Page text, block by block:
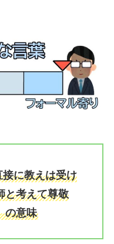
に教えは受け
と考えて尊敬
の意味